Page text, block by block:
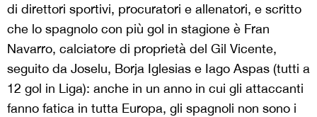
di direttori sportivi, procuratori e allenatori, e scritto
che lo spagnolo con più gol in stagione è Fran
Navarro, calciatore di proprietà del Gil Vicente,
seguito da Joselu, Borja Iglesias e Iago Aspas (tutti a
12 gol in Liga): anche in un anno in cui gli attaccanti
fanno fatica in tutta Europa, gli spagnoli non sono i